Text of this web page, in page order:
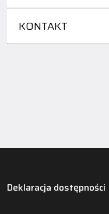
KONTAKT
Deklaracja dostępności